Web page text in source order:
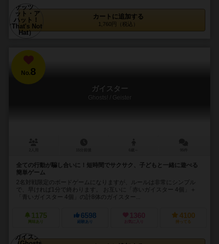
カートに追加する
1,760円（税込）
No.8
ガイスター
Ghosts! / Geister
全ての行動が騙し合いに！短時間でサクサク、子どもと一緒に遊べる
簡単ゲーム
2名対戦限定のボードゲームになりますが、ルールは非常にシンプル
で、早ければ1分で終わります。 お互いに「赤いガイスター 4個」＋
「青いガイスター 4個」の計8体のガイスター...
1175
興味あり
6598
経験あり
1360
お気に入り
4100
持ってる